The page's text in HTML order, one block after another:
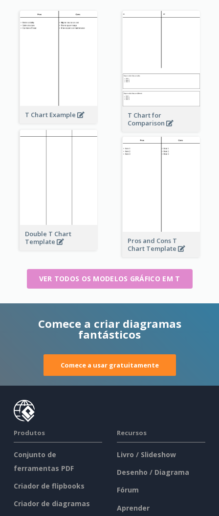
T Chart Example
T Chart for
Comparison
Double T Chart
Template
Pros and Cons T
Chart Template
VER TODOS OS MODELOS GRÁFICO EM T
Comece a criar diagramas
fantásticos
Comece a usar gratuitamente
Produtos
Conjunto de
ferramentas PDF
Criador de flipbooks
Criador de diagramas
Recursos
Livro / Slideshow
Desenho / Diagrama
Fórum
Aprender